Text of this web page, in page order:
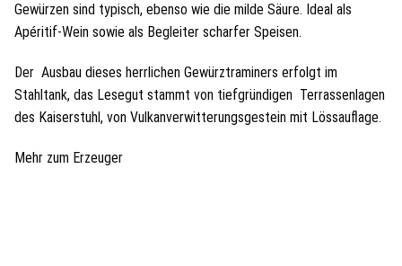
Gewürzen sind typisch, ebenso wie die milde Säure. Ideal als
Apéritif-Wein sowie als Begleiter scharfer Speisen.
Der Ausbau dieses herrlichen Gewürztraminers erfolgt im
Stahltank, das Lesegut stammt von tiefgründigen Terrassenlagen
des Kaiserstuhl, von Vulkanverwitterungsgestein mit Lössauflage.
Mehr zum Erzeuger